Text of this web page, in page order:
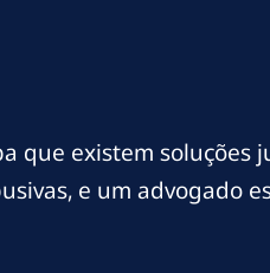
que existem soluções
e um advogado